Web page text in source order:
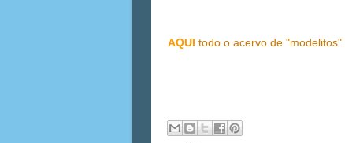
AQUI todo o acervo de "modelitos".